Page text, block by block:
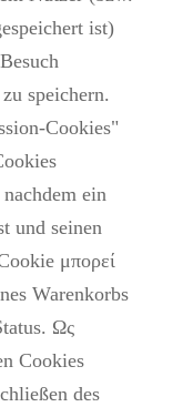
ist)
speichern.
Cookies"
ein
und seinen
μπορεί
Warenkorbs
Ως
Cookies
des